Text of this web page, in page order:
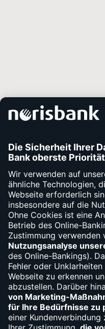
Kontakt
Debit- und